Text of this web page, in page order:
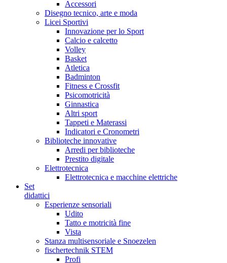
Accessori
Disegno tecnico, arte e moda
Licei Sportivi
Innovazione per lo Sport
Calcio e calcetto
Volley
Basket
Atletica
Badminton
Fitness e Crossfit
Psicomotricità
Ginnastica
Altri sport
Tappeti e Materassi
Indicatori e Cronometri
Biblioteche innovative
Arredi per biblioteche
Prestito digitale
Elettrotecnica
Elettrotecnica e macchine elettriche
Set
didattici
Esperienze sensoriali
Udito
Tatto e motricità fine
Vista
Stanza multisensoriale e Snoezelen
fischertechnik STEM
Profi